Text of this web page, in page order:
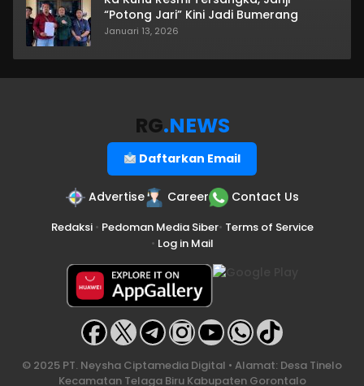
“Potong Jari” Kini Jadi Bumerang
Januari 13, 2026
RG.NEWS
Daftarkan Email
Advertise Career Contact Us
Redaksi• Pedoman Media Siber• Terms of Service
• Log in Mail
© 2025 PT. Neysha Ciptamedia Digital • Alamat: Desa Tinelo
Kecamatan Telaga Biru Kabupaten Gorontalo